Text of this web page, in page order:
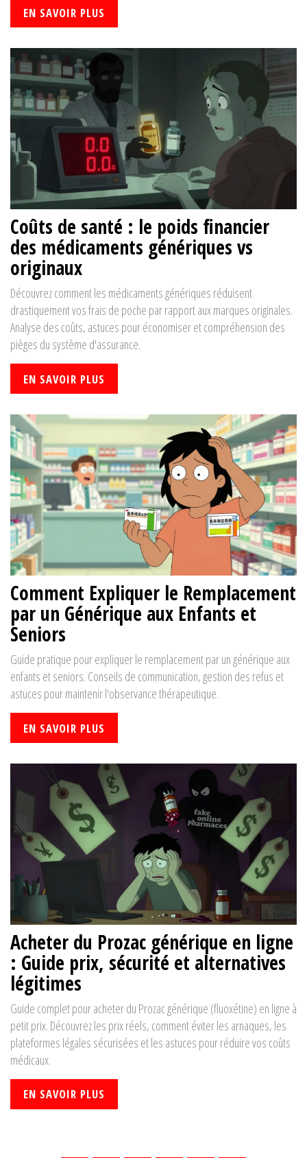
EN SAVOIR PLUS
Coûts de santé : le poids financier
des médicaments génériques vs
originaux
Découvrez comment les médicaments génériques réduisent
drastiquement vos frais de poche par rapport aux marques originales.
Analyse des coûts, astuces pour économiser et compréhension des
pièges du système d'assurance.
EN SAVOIR PLUS
Comment Expliquer le Remplacement
par un Générique aux Enfants et
Seniors
Guide pratique pour expliquer le remplacement par un générique aux
enfants et seniors. Conseils de communication, gestion des refus et
astuces pour maintenir l'observance thérapeutique.
EN SAVOIR PLUS
Acheter du Prozac générique en ligne
: Guide prix, sécurité et alternatives
légitimes
Guide complet pour acheter du Prozac générique (fluoxétine) en ligne à
petit prix. Découvrez les prix réels, comment éviter les arnaques, les
plateformes légales sécurisées et les astuces pour réduire vos coûts
médicaux.
EN SAVOIR PLUS